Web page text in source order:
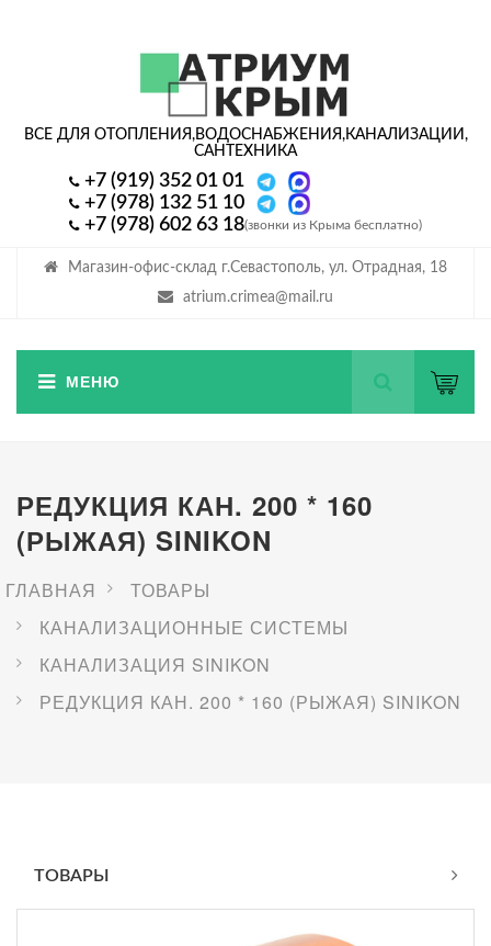
Магазин-офис-склад г.Севастополь, ул. Отрадная, 18
atrium.crimea@mail.ru
ВСЕ ДЛЯ ОТОПЛЕНИЯ,ВОДОСНАБЖЕНИЯ,КАНАЛИЗАЦИИ,
САНТЕХНИКА
+7 (919) 352 01 01
+7 (978) 132 51 10
+7 (978) 602 63 18(звонки из Крыма бесплатно)
РЕДУКЦИЯ КАН. 200 * 160
(РЫЖАЯ) SINIKON
ГЛАВНАЯ
ТОВАРЫ
КАНАЛИЗАЦИОННЫЕ СИСТЕМЫ
КАНАЛИЗАЦИЯ SINIKON
РЕДУКЦИЯ КАН. 200 * 160 (РЫЖАЯ) SINIKON
ТОВАРЫ